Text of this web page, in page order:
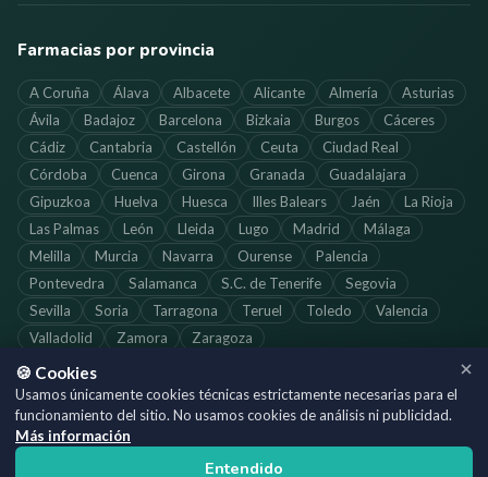
Farmacias por provincia
A Coruña Álava Albacete Alicante Almería
Asturias
Ávila
Badajoz Barcelona Bizkaia Burgos
Cáceres
Cádiz
Cantabria Castellón Ceuta
Ciudad Real
Córdoba
Cuenca Girona Granada
Guadalajara
Gipuzkoa
Huelva Huesca Illes Balears Jaén
La Rioja
Las Palmas
León Lleida Lugo Madrid
Málaga
Melilla
Murcia Navarra Ourense
Palencia
Pontevedra
Salamanca S.C. de Tenerife
Segovia
Sevilla
Soria Tarragona Teruel Toledo
Valencia
Valladolid
Zamora Zaragoza
©2026SoloFarmacias.es — Todos los derechos reservados
Información actualizada. Verifica los horarios directamente con cada
🍪 Cookies
Usamos únicamente cookies técnicas estrictamente necesarias para el
funcionamiento del sitio. No usamos cookies de análisis ni publicidad.
Más información
Entendido